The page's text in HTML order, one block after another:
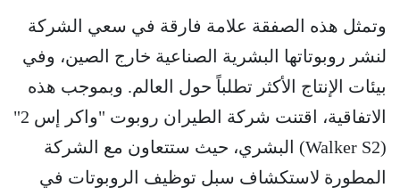
وتمثل هذه الصفقة علامة فارقة في سعي الشركة
لنشر روبوتاتها البشرية الصناعية خارج الصين، وفي
بيئات الإنتاج الأكثر تطلباً حول العالم. وبموجب هذه
الاتفاقية، اقتنت شركة الطيران روبوت "واكر إس 2"
(Walker S2) البشري، حيث ستتعاون مع الشركة
المطورة لاستكشاف سبل توظيف الروبوتات في